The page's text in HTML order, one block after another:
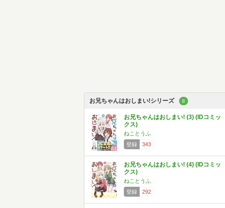
お兄ちゃんはおしまい!シリーズ 8
お兄ちゃんはおしまい! (3) (IDコミッ
クス)
ねことうふ
登録
343
お兄ちゃんはおしまい! (4) (IDコミッ
クス)
ねことうふ
登録
292